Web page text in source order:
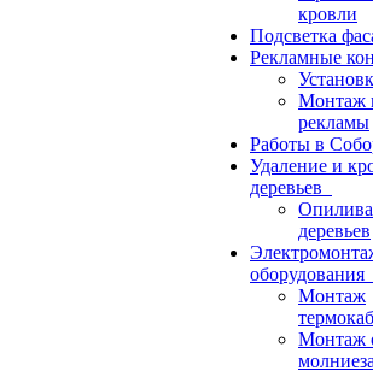
кровли
Подсветка
Рекламные
Монтаж
рекламы
Работы в
Удаление и
деревьев
деревьев
оборудования
Монтаж
Монтаж